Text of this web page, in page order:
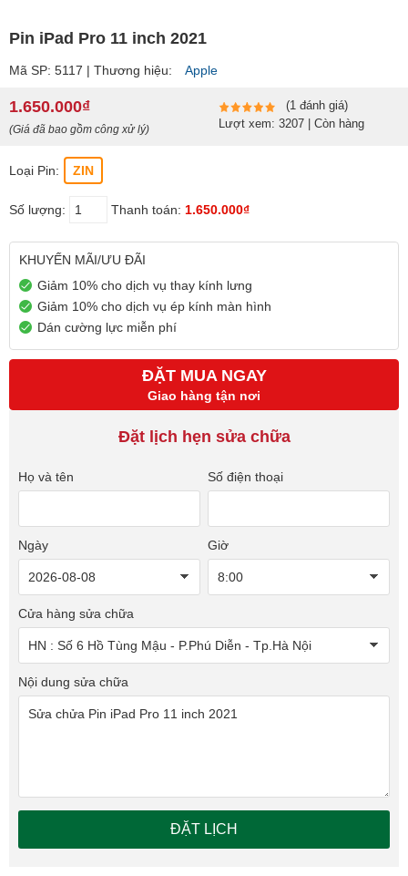
Pin iPad Pro 11 inch 2021
Mã SP: 5117 | Thương hiệu: Apple
1.650.000₫
(Giá đã bao gồm công xử lý)
(1 đánh giá)
Lượt xem: 3207 | Còn hàng
Loại Pin: ZIN
Số lượng: Thanh toán: 1.650.000₫
KHUYẾN MÃI/ƯU ĐÃI
Giảm 10% cho dịch vụ thay kính lưng
Giảm 10% cho dịch vụ ép kính màn hình
Dán cường lực miễn phí
ĐẶT MUA NGAY
Giao hàng tận nơi
Đặt lịch hẹn sửa chữa
Họ và tên Số điện thoại
Ngày Giờ
Cửa hàng sửa chữa
Nội dung sửa chữa
ĐẶT LỊCH